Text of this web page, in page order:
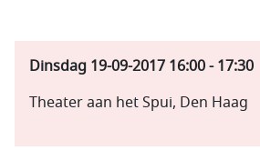
Dinsdag 19-09-2017 16:00-17:30
Theater aan het Spui, Den Haag